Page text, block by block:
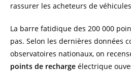
rassurer les acheteurs de
La barre fatidique des 200 000
pas. Selon les dernières données
observatoires nationaux, on
points de recharge électrique